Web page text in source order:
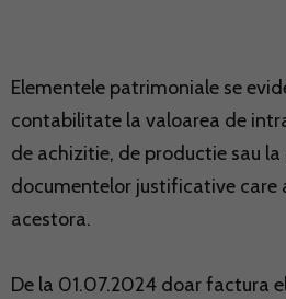
Elementele patrimoniale se
contabilitate la valoarea de
de achizitie, de productie sau
documentelor justificative care
acestora.
De la 01.07.2024 doar factura